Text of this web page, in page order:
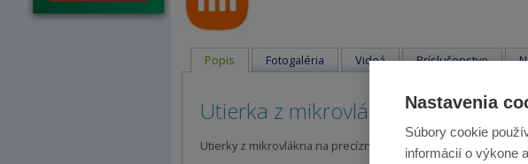
Popis Fotogaléria Videá Príslušenstvo
Utierka z mikrovlákna pre Xiaomi
Utierky z mikrovlákna na precízne čistenie okien a skla.
Nastavenia
Súbory cookie
informácií o výkone